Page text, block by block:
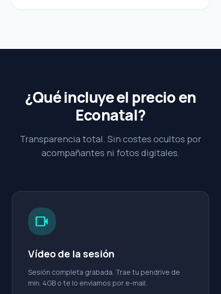
¿Qué incluye el precio en
Econatal?
Transparencia total. Sin costes ocultos por
acompañantes ni fotos digitales.
videocam
Vídeo de la sesión
Sesión completa grabada. Trae tu pendrive de
min. 4GB o te lo enviamos por e-mail.